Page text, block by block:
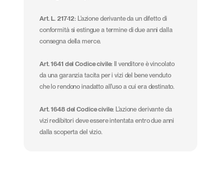
Art. L. 217-12: L’azione derivante da un difetto di
conformità si estingue a termine di due anni dalla
consegna della merce.
Art. 1641 del Codice civile: Il venditore è vincolato
da una garanzia tacita per i vizi del bene venduto
che lo rendono inadatto all’uso a cui era destinato.
Art. 1648 del Codice civile: L’azione derivante da
vizi redibitori deve essere intentata entro due anni
dalla scoperta del vizio.